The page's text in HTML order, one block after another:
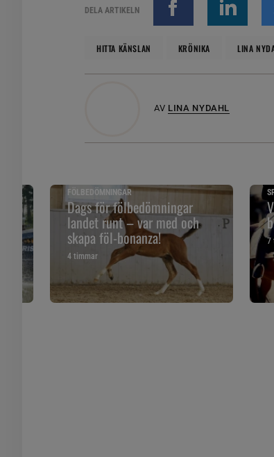
DELA ARTIKELN
HITTA KÄNSLAN KRÖNIKA LINA
AV LINA NYDAHL
FÖLBEDÖMNINGAR
Dags för fölbedömningar
landet runt – var med och
skapa föl-bonanza!
4 timmar
7